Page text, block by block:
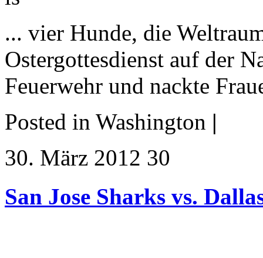
... vier Hunde, die
Ostergottesdienst auf der
Feuerwehr und nackte
Posted in Washington |
30. März 2012 30
San Jose Sharks vs.